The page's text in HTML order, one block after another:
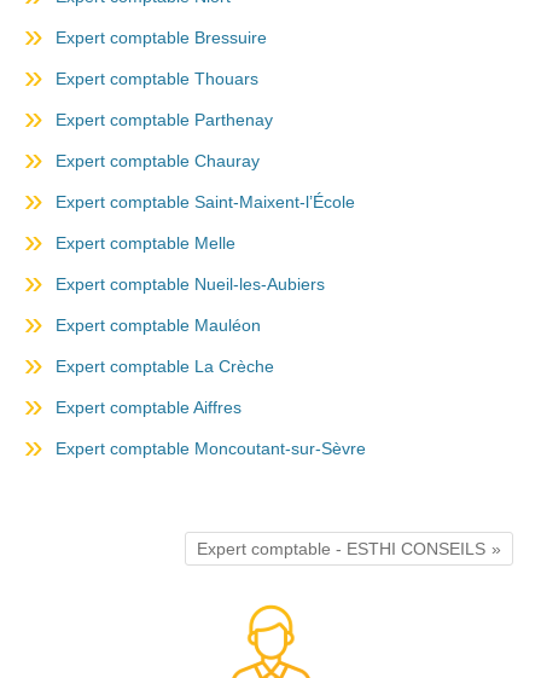
Expert comptable Bressuire
Expert comptable Thouars
Expert comptable Parthenay
Expert comptable Chauray
Expert comptable Saint-Maixent-l’École
Expert comptable Melle
Expert comptable Nueil-les-Aubiers
Expert comptable Mauléon
Expert comptable La Crèche
Expert comptable Aiffres
Expert comptable Moncoutant-sur-Sèvre
Expert comptable - ESTHI CONSEILS